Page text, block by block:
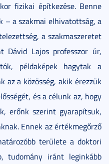
fizikai építkezése. Benne
– a szakmai elhivatottság, a
a szakmaszeretet
Lajos professzor úr,
példaképek hagytak a
az a közösség, akik érezzük
és a célunk az, hogy
erőnk szerint gyarapítsuk,
Ennek az értékmegőrző
területe a doktori
tudomány iránt leginkább